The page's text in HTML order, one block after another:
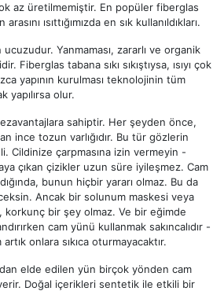
az üretilmemiştir. En popüler fiberglas
ısıttığımızda en sık kullanıldıkları.
Yanmaması, zararlı ve organik
Fiberglas tabana sıkı sıkıştıysa, ısıyı çok
yapının kurulması teknolojinin tüm
yapılırsa olur.
sahiptir. Her şeyden önce,
ince tozun varlığıdır. Bu tür gözlerin
Cildinize çarpmasına izin vermeyin -
çıkan çizikler uzun süre iyileşmez. Cam
bunun hiçbir yararı olmaz. Bu da
Ancak bir solunum maskesi veya
korkunç bir şey olmaz. Ve bir eğimde
cam yünü kullanmak sakıncalıdır -
onlara sıkıca oturmayacaktır.
elde edilen yün birçok yönden cam
Doğal içerikleri sentetik ile etkili bir